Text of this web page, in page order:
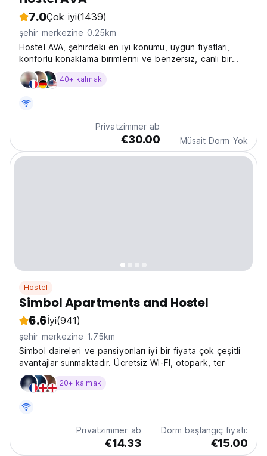
7.0Çok iyi(1439)
şehir merkezine 0.25km
Hostel AVA, şehirdeki en iyi konumu, uygun fiyatları,
konforlu konaklama birimlerini ve benzersiz, canlı bir
atmosferi sunmaktadır. Hoş geldin!
40+ kalmak
Privatzimmer ab
€30.00 Müsait Dorm Yok
Hostel
Simbol Apartments and Hostel
6.6İyi(941)
şehir merkezine 1.75km
Simbol daireleri ve pansiyonları iyi bir fiyata çok çeşitli
avantajlar sunmaktadır. Ücretsiz WI-FI, otopark, ter
20+ kalmak
Privatzimmer ab
€14.33
Dorm başlangıç fiyatı:
€15.00